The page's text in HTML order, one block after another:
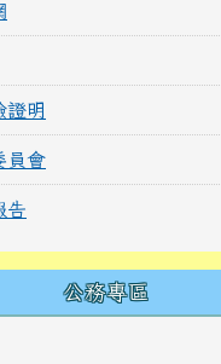
證明
員會
告
公務專區